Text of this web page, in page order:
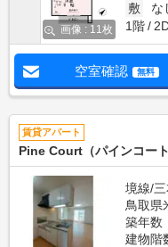
画像 : 11枚
敷
な
1階
空室確認 無料
賃貸アパート
Pine Court（パインコート
境線/
鳥取県
築年数
建物階